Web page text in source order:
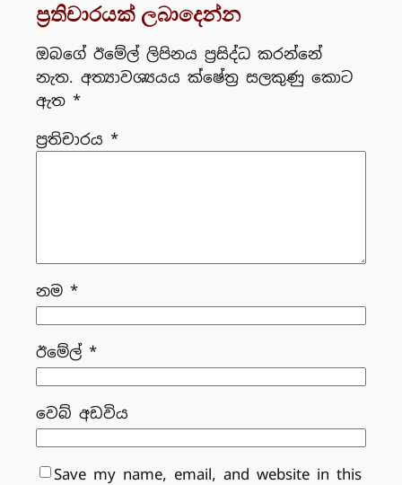
ප්‍රතිචාරයක් ලබාදෙන්න
ඔබගේ ඊමේල් ලිපිනය ප්‍රසිද්ධ කරන්නේ
නැත. අත්‍යාවශ්‍යයය ක්ෂේත්‍ර සලකුණු කොට
ඇත *
ප්‍රතිචාරය *
නම *
ඊමේල් *
වෙබ් අඩවිය
Save my name, email, and website in this